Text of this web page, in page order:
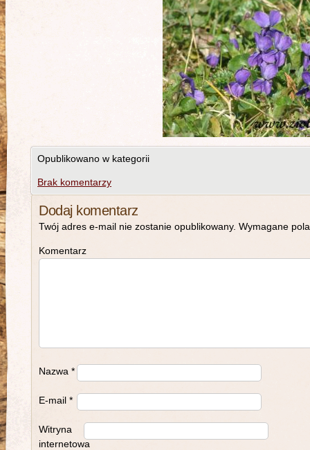
Opublikowano w kategorii
Brak komentarzy
Dodaj komentarz
Twój adres e-mail nie zostanie opublikowany. Wymagane
Komentarz
Nazwa *
E-mail *
Witryna
internetowa